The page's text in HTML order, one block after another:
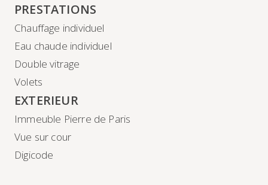
PRESTATIONS
Chauffage individuel
Eau chaude individuel
Double vitrage
Volets
EXTERIEUR
Immeuble Pierre de Paris
Vue sur cour
Digicode